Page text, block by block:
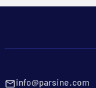
info@parsine.com